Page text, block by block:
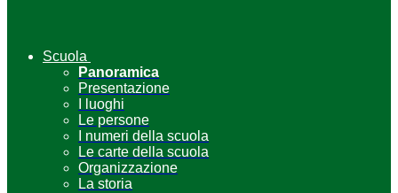
Scuola
Panoramica
Presentazione
I luoghi
Le persone
I numeri della scuola
Le carte della scuola
Organizzazione
La storia